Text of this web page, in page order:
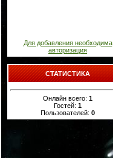
Для добавления необходима
авторизация
СТАТИСТИКА
Онлайн всего: 1
Гостей: 1
Пользователей: 0